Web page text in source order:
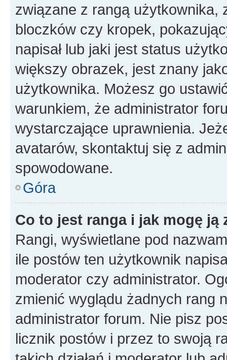
związane z rangą użytkownika,
bloczków czy kropek,
napisał lub jaki jest status
większy obrazek, jest znany
użytkownika. Możesz go
warunkiem, że administrator
wystarczające uprawnienia.
avatarów, skontaktuj się z
spowodowane.
Góra
Co to jest ranga i jak mogę ją
Rangi, wyświetlane pod
ile postów ten użytkownik
moderator czy administrator.
zmienić wyglądu żadnych rang
administrator forum. Nie pisz
licznik postów i przez to swoją